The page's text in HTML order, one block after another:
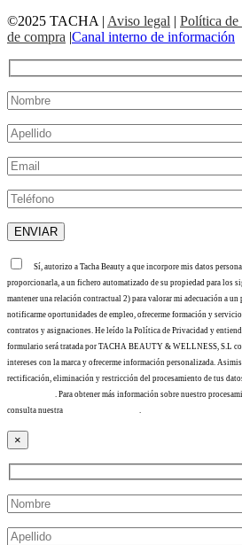
©2025 TACHA | Aviso legal | Política de
de compra |Canal interno de información
Sí, autorizo a Tacha Beauty a que incorpore mis datos
proporcionarla, a un fichero automatizado de su propiedad para los
mantener una relación contractual 2) para valorar mi adecuación a un
notificarme oportunidades de empleo, ofrecerme formación y
contratos y asignaciones. He leído la Política de Privacidad y
formulario será tratada por TACHA BEAUTY & WELLNESS, S.L
intereses con la marca y ofrecerme información personalizada.
rectificación, eliminación y restricción del procesamiento de tus
. Para obtener más información sobre nuestro
consulta nuestra
×